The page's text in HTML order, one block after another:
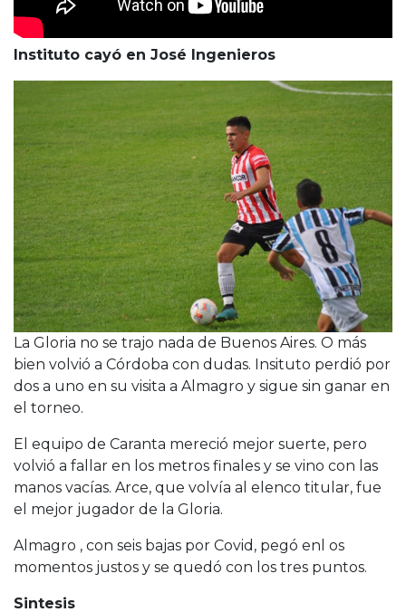
Instituto cayó en José Ingenieros
La Gloria no se trajo nada de Buenos Aires. O más
bien volvió a Córdoba con dudas. Insituto perdió por
dos a uno en su visita a Almagro y sigue sin ganar en
el torneo.
El equipo de Caranta mereció mejor suerte, pero
volvió a fallar en los metros finales y se vino con las
manos vacías. Arce, que volvía al elenco titular, fue
el mejor jugador de la Gloria.
Almagro , con seis bajas por Covid, pegó enl os
momentos justos y se quedó con los tres puntos.
Sintesis